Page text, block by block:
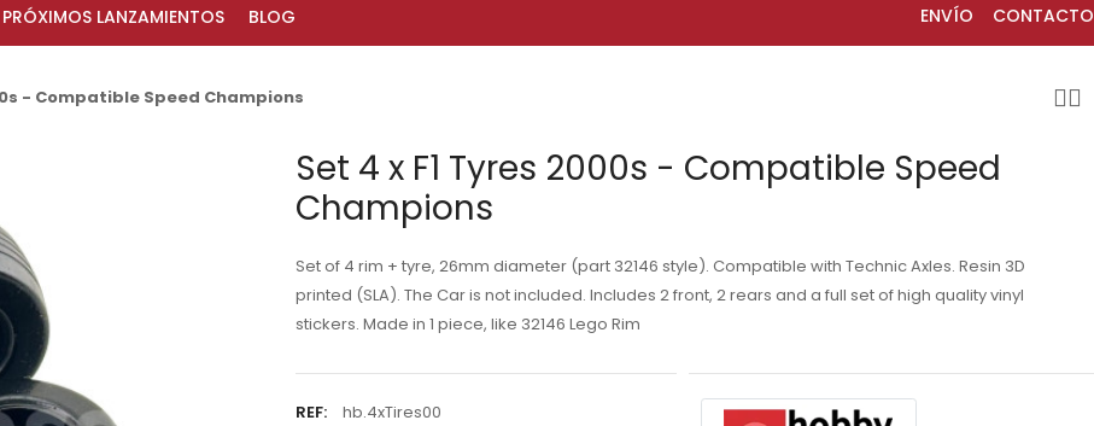
PRÓXIMOS LANZAMIENTOS BLOG ENVÍO CONTACTO
- Compatible Speed Champions
Set 4 x F1 Tyres 2000s - Compatible Speed
Champions
Set of 4 rim + tyre, 26mm diameter (part 32146 style). Compatible with Technic Axles. Resin 3D
printed (SLA). The Car is not included. Includes 2 front, 2 rears and a full set of high quality vinyl
stickers. Made in 1 piece, like 32146 Lego Rim
REF:
hb.4xTires00